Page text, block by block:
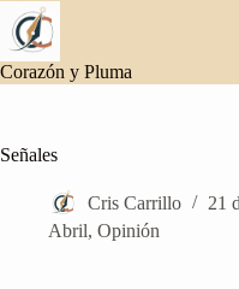
Saltar
contenido
Corazón y Pluma
Señales
Cris Carrillo
21
Abril, Opinión